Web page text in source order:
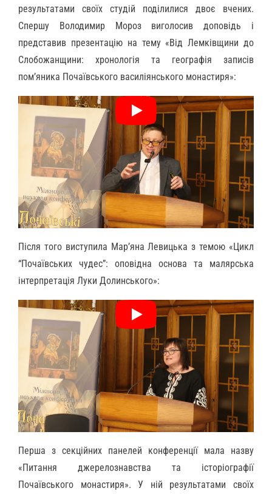
результатами своїх студій поділилися двоє вчених.
Спершу Володимир Мороз виголосив доповідь і
представив презентацію на тему «Від Лемківщини до
Слобожанщини: хронологія та географія записів
пом’яника Почаївського василіянського монастиря»:
Після того виступила Мар’яна Левицька з темою «Цикл
“Почаївських чудес”: оповідна основа та малярська
інтерпретація Луки Долинського»:
Перша з секційних панелей конференції мала назву
«Питання джерелознавства та історіографії
Почаївського монастиря». У ній результатами своїх